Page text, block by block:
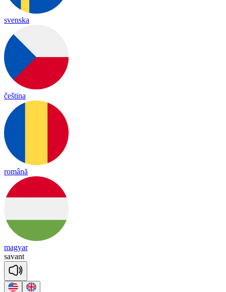
svenska
čeština
română
magyar
savant